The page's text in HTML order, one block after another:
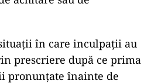
în care inculpații au
prescriere după ce prima
pronunțate înainte de